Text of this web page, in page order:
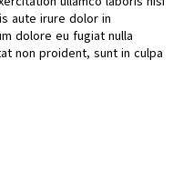
aute irure dolor in
dolore eu fugiat nulla
non proident, sunt in culpa